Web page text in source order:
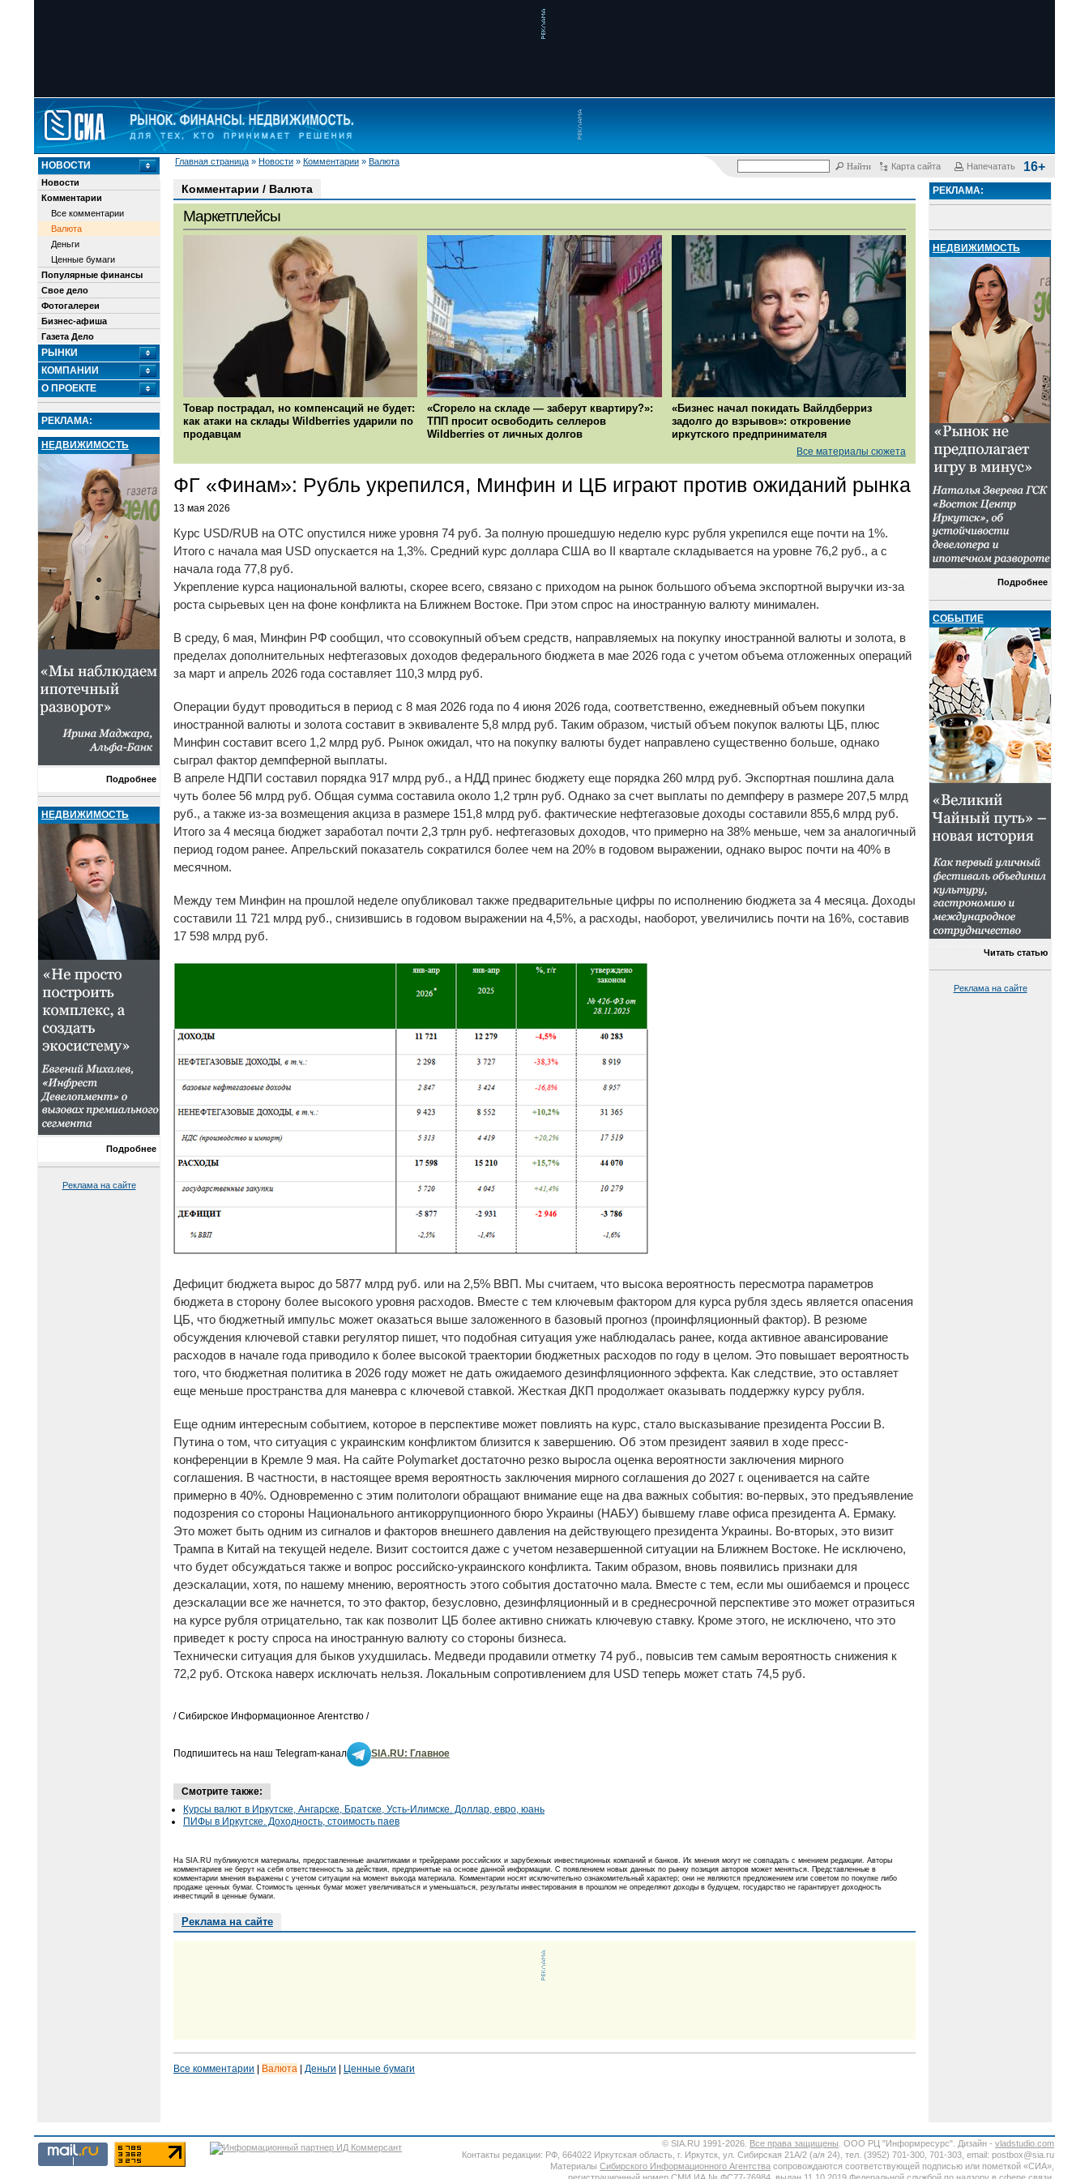
Главная страница » Новости » Комментарии » Валюта
Карта сайта Напечатать 16+
НОВОСТИ
Новости
Комментарии
Все комментарии
Валюта
Деньги
Ценные бумаги
Популярные финансы
Свое дело
Фотогалереи
Бизнес-афиша
Газета Дело
РЫНКИ
КОМПАНИИ
О ПРОЕКТЕ
РЕКЛАМА:
НЕДВИЖИМОСТЬ
Подробнее
НЕДВИЖИМОСТЬ
Подробнее
Реклама на сайте
Комментарии / Валюта
Маркетплейсы
Товар пострадал, но компенсаций не будет:
как атаки на склады Wildberries ударили по
продавцам
«Сгорело на складе — заберут квартиру?»:
ТПП просит освободить селлеров
Wildberries от личных долгов
«Бизнес начал покидать Вайлдберриз
задолго до взрывов»: откровение
иркутского предпринимателя
Все материалы сюжета
ФГ «Финам»: Рубль укрепился, Минфин и ЦБ играют против ожиданий рынка
13 мая 2026
Курс USD/RUB на OTC опустился ниже уровня 74 руб. За полную прошедшую неделю курс рубля укрепился еще почти на 1%.
Итого с начала мая USD опускается на 1,3%. Средний курс доллара США во II квартале складывается на уровне 76,2 руб., а с
начала года 77,8 руб.
Укрепление курса национальной валюты, скорее всего, связано с приходом на рынок большого объема экспортной выручки из-за
роста сырьевых цен на фоне конфликта на Ближнем Востоке. При этом спрос на иностранную валюту минимален.
В среду, 6 мая, Минфин РФ сообщил, что cсовокупный объем средств, направляемых на покупку иностранной валюты и золота, в
пределах дополнительных нефтегазовых доходов федерального бюджета в мае 2026 года с учетом объема отложенных операций
за март и апрель 2026 года составляет 110,3 млрд руб.
Операции будут проводиться в период с 8 мая 2026 года по 4 июня 2026 года, соответственно, ежедневный объем покупки
иностранной валюты и золота составит в эквиваленте 5,8 млрд руб. Таким образом, чистый объем покупок валюты ЦБ, плюс
Минфин составит всего 1,2 млрд руб. Рынок ожидал, что на покупку валюты будет направлено существенно больше, однако
сыграл фактор демпферной выплаты.
В апреле НДПИ составил порядка 917 млрд руб., а НДД принес бюджету еще порядка 260 млрд руб. Экспортная пошлина дала
чуть более 56 млрд руб. Общая сумма составила около 1,2 трлн руб. Однако за счет выплаты по демпферу в размере 207,5 млрд
руб., а также из-за возмещения акциза в размере 151,8 млрд руб. фактические нефтегазовые доходы составили 855,6 млрд руб.
Итого за 4 месяца бюджет заработал почти 2,3 трлн руб. нефтегазовых доходов, что примерно на 38% меньше, чем за аналогичный
период годом ранее. Апрельский показатель сократился более чем на 20% в годовом выражении, однако вырос почти на 40% в
месячном.
Между тем Минфин на прошлой неделе опубликовал также предварительные цифры по исполнению бюджета за 4 месяца. Доходы
составили 11 721 млрд руб., снизившись в годовом выражении на 4,5%, а расходы, наоборот, увеличились почти на 16%, составив
17 598 млрд руб.
Дефицит бюджета вырос до 5877 млрд руб. или на 2,5% ВВП. Мы считаем, что высока вероятность пересмотра параметров
бюджета в сторону более высокого уровня расходов. Вместе с тем ключевым фактором для курса рубля здесь является опасения
ЦБ, что бюджетный импульс может оказаться выше заложенного в базовый прогноз (проинфляционный фактор). В резюме
обсуждения ключевой ставки регулятор пишет, что подобная ситуация уже наблюдалась ранее, когда активное авансирование
расходов в начале года приводило к более высокой траектории бюджетных расходов по году в целом. Это повышает вероятность
того, что бюджетная политика в 2026 году может не дать ожидаемого дезинфляционного эффекта. Как следствие, это оставляет
еще меньше пространства для маневра с ключевой ставкой. Жесткая ДКП продолжает оказывать поддержку курсу рубля.
Еще одним интересным событием, которое в перспективе может повлиять на курс, стало высказывание президента России В.
Путина о том, что ситуация с украинским конфликтом близится к завершению. Об этом президент заявил в ходе пресс-
конференции в Кремле 9 мая. На сайте Polymarket достаточно резко выросла оценка вероятности заключения мирного
соглашения. В частности, в настоящее время вероятность заключения мирного соглашения до 2027 г. оценивается на сайте
примерно в 40%. Одновременно с этим политологи обращают внимание еще на два важных события: во-первых, это предъявление
подозрения со стороны Национального антикоррупционного бюро Украины (НАБУ) бывшему главе офиса президента А. Ермаку.
Это может быть одним из сигналов и факторов внешнего давления на действующего президента Украины. Во-вторых, это визит
Трампа в Китай на текущей неделе. Визит состоится даже с учетом незавершенной ситуации на Ближнем Востоке. Не исключено,
что будет обсуждаться также и вопрос российско-украинского конфликта. Таким образом, вновь появились признаки для
деэскалации, хотя, по нашему мнению, вероятность этого события достаточно мала. Вместе с тем, если мы ошибаемся и процесс
деэскалации все же начнется, то это фактор, безусловно, дезинфляционный и в среднесрочной перспективе это может отразиться
на курсе рубля отрицательно, так как позволит ЦБ более активно снижать ключевую ставку. Кроме этого, не исключено, что это
приведет к росту спроса на иностранную валюту со стороны бизнеса.
Технически ситуация для быков ухудшилась. Медведи продавили отметку 74 руб., повысив тем самым вероятность снижения к
72,2 руб. Отскока наверх исключать нельзя. Локальным сопротивлением для USD теперь может стать 74,5 руб.
/ Сибирское Информационное Агентство /
Подпишитесь на наш Telegram-канал SIA.RU: Главное
Смотрите также:
Курсы валют в Иркутске, Ангарске, Братске, Усть-Илимске. Доллар, евро, юань
ПИФы в Иркутске. Доходность, стоимость паев
На SIA.RU публикуются материалы, предоставленные аналитиками и трейдерами российских и зарубежных инвестиционных компаний и банков. Их мнения могут не совпадать с мнением редакции. Авторы
комментариев не берут на себя ответственность за действия, предпринятые на основе данной информации. С появлением новых данных по рынку позиция авторов может меняться. Представленные в
комментарии мнения выражены с учетом ситуации на момент выхода материала. Комментарии носят исключительно ознакомительный характер; они не являются предложением или советом по покупке либо
продаже ценных бумаг. Стоимость ценных бумаг может увеличиваться и уменьшаться, результаты инвестирования в прошлом не определяют доходы в будущем, государство не гарантирует доходность
инвестиций в ценные бумаги.
Реклама на сайте
Все комментарии | Валюта | Деньги | Ценные бумаги
РЕКЛАМА:
НЕДВИЖИМОСТЬ
Подробнее
СОБЫТИЕ
Читать статью
Реклама на сайте
© SIA.RU 1991-2026. Все права защищены . ООО РЦ "Информресурс". Дизайн - vladstudio.com
Контакты редакции: РФ, 664022 Иркутская область, г. Иркутск, ул. Сибирская 21А/2 (а/я 24), тел. (3952) 701-300, 701-303, email: postbox@sia.ru
Материалы Сибирского Информационного Агентства сопровождаются соответствующей подписью или пометкой «СИА»,